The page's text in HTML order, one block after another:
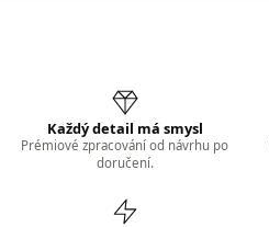
Každý detail má smysl
Prémiové zpracování od návrhu po
doručení.